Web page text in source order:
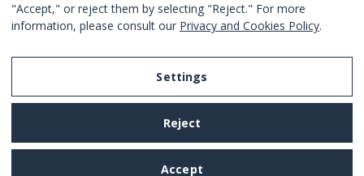
Je suis d´accord avec les termes et conditions.
"Accept," or reject them by selecting "Reject." For more
information, please consult our Privacy and Cookies Policy.
Settings
Reject
Accept
Legal Notice
Privacy and Cookies Policy
Terms and Conditions of Use